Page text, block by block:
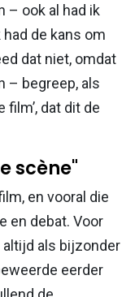
– ook al had ik
de kans om
dat niet, omdat
– begreep, als
film’, dat dit de
scène"
en vooral die
en debat. Voor
als bijzonder
eerder